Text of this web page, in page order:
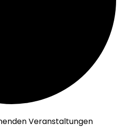
Veranstaltungen